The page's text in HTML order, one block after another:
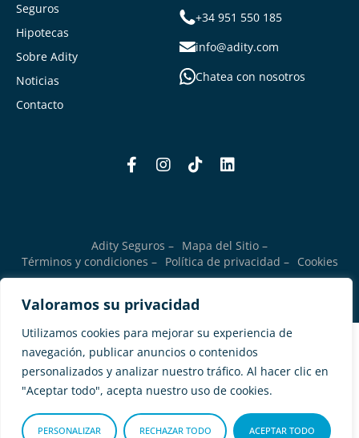
Valoramos su privacidad
Utilizamos cookies para mejorar su experiencia de
navegación, publicar anuncios o contenidos
personalizados y analizar nuestro tráfico. Al hacer clic en
"Aceptar todo", acepta nuestro uso de cookies.
PERSONALIZAR RECHAZAR TODO ACEPTAR TODO
Seguros
Hipotecas
Sobre Adity
Noticias
Contacto
+34 951 550 185
info@adity.com
Chatea con nosotros
Adity Seguros – Mapa del Sitio –
Términos y condiciones –
Política de privacidad – Cookies